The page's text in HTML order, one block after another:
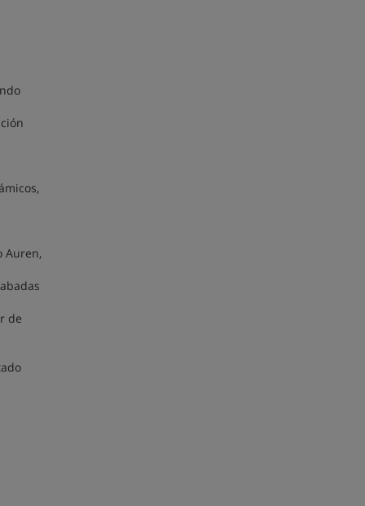
Auren,
de